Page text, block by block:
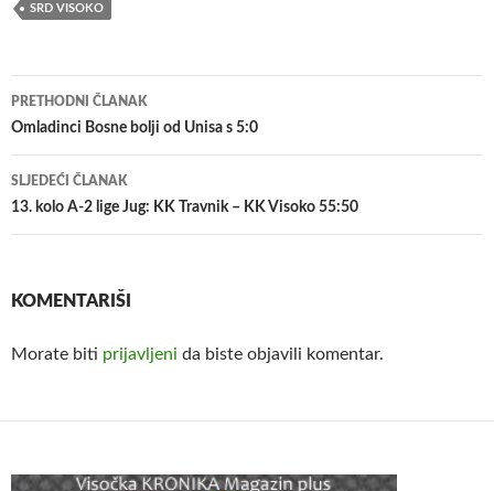
SRD VISOKO
Navigacija
članaka
PRETHODNI ČLANAK
Omladinci Bosne bolji od Unisa s 5:0
SLJEDEĆI ČLANAK
13. kolo A-2 lige Jug: KK Travnik – KK Visoko 55:50
KOMENTARIŠI
Morate biti prijavljeni da biste objavili komentar.